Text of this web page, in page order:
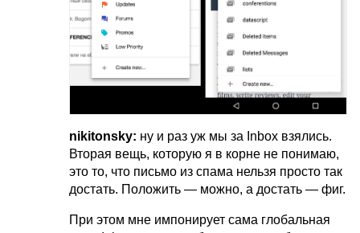
nikitonsky: ну и раз уж мы за Inbox взялись.
Вторая вещь, которую я в корне не понимаю,
это то, что письмо из спама нельзя просто так
достать. Положить — можно, а достать — фиг.
При этом мне импонирует сама глобальная